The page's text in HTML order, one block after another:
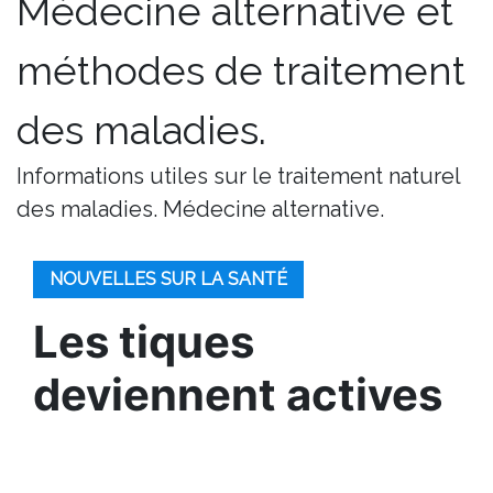
Médecine alternative et
méthodes de traitement
des maladies.
Informations utiles sur le traitement naturel
des maladies. Médecine alternative.
NOUVELLES SUR LA SANTÉ
Les tiques
deviennent actives